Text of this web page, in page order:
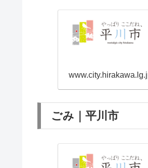
ごみ｜平川市